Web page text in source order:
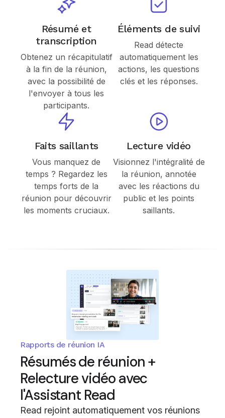
Résumé et
transcription
Obtenez un récapitulatif
à la fin de la réunion,
avec la possibilité de
l'envoyer à tous les
participants.
Éléments de suivi
Read détecte
automatiquement les
actions, les questions
clés et les réponses.
Faits saillants
Vous manquez de
temps ? Regardez les
temps forts de la
réunion pour découvrir
les moments cruciaux.
Lecture vidéo
Visionnez l'intégralité de
la réunion, annotée
avec les réactions du
public et les points
saillants.
Rapports de réunion IA
Résumés de réunion +
Relecture vidéo avec
l'Assistant Read
Read rejoint automatiquement vos réunions